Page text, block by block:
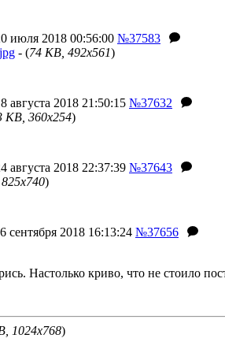
июля 2018 00:56:00 №37583
- (74 KB, 492x561)
августа 2018 21:50:15 №37632
KB, 360x254)
августа 2018 22:37:39 №37643
)
сентября 2018 16:13:24 №37656
Настолько криво, что не стоило
1024x768)